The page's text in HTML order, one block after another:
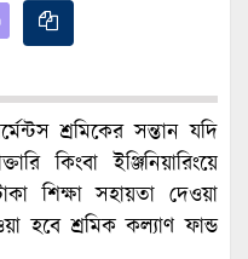
শ্রমিকের সন্তান যদি
কিংবা ইঞ্জিনিয়ারিংয়ে
শিক্ষা সহায়তা দেওয়া
হবে শ্রমিক কল্যাণ ফান্ড